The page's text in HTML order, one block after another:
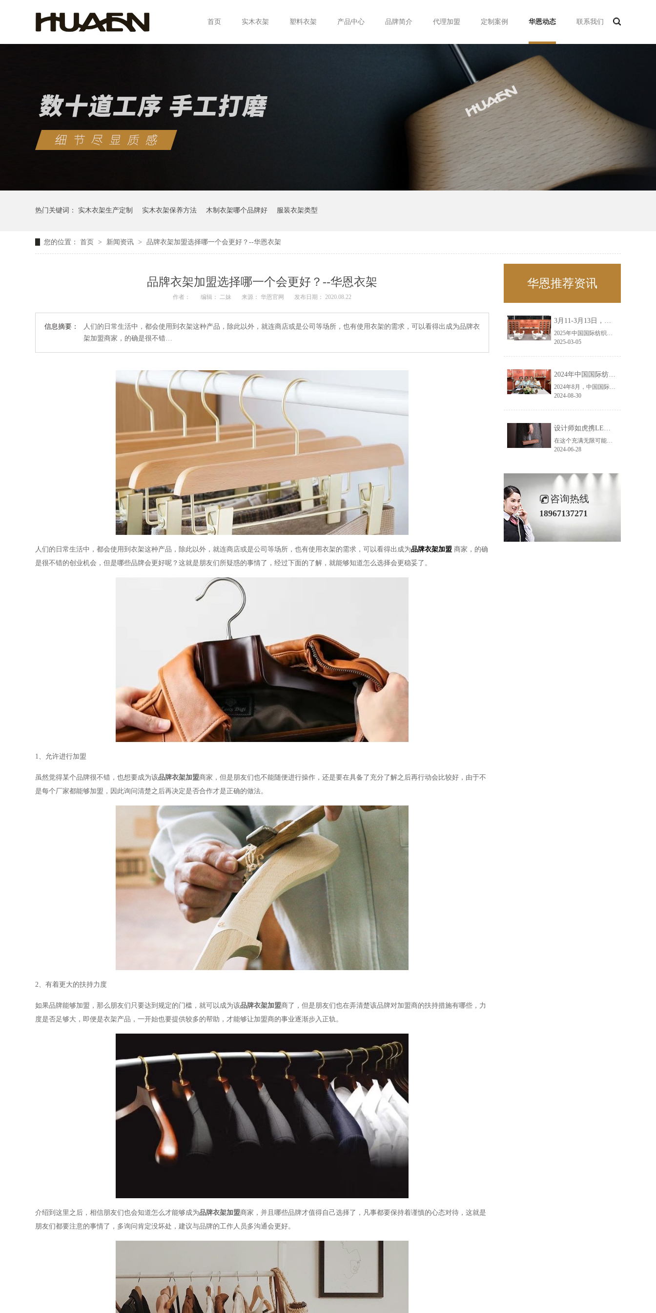
首页 实木衣架 塑料衣架 产品中心 品牌简介 代理加盟 定制案例 华恩动态 联系我们
热门关键词： 实木衣架生产定制 实木衣架保养方法 木制衣架哪个品牌好 服装衣架类型
您的位置： 首页 > 新闻资讯 > 品牌衣架加盟选择哪一个会更好？--华恩衣架
品牌衣架加盟选择哪一个会更好？--华恩衣架
作者： 编辑： 二妹 来源： 华恩官网 发布日期： 2020.08.22
信息摘要：
人们的日常生活中，都会使用到衣架这种产品，除此以外，就连商店或是公司等场所，也有使用衣架的需求，可以看得出成为品牌衣
架加盟商家，的确是很不错…
人们的日常生活中，都会使用到衣架这种产品，除此以外，就连商店或是公司等场所，也有使用衣架的需求，可以看得出成为品牌衣架加盟 商家，的确
是很不错的创业机会，但是哪些品牌会更好呢？这就是朋友们所疑惑的事情了，经过下面的了解，就能够知道怎么选择会更稳妥了。
1、允许进行加盟
虽然觉得某个品牌很不错，也想要成为该品牌衣架加盟商家，但是朋友们也不能随便进行操作，还是要在具备了充分了解之后再行动会比较好，由于不
是每个厂家都能够加盟，因此询问清楚之后再决定是否合作才是正确的做法。
2、有着更大的扶持力度
如果品牌能够加盟，那么朋友们只要达到规定的门槛，就可以成为该品牌衣架加盟商了，但是朋友们也在弄清楚该品牌对加盟商的扶持措施有哪些，力
度是否足够大，即便是衣架产品，一开始也要提供较多的帮助，才能够让加盟商的事业逐渐步入正轨。
介绍到这里之后，相信朋友们也会知道怎么才能够成为品牌衣架加盟商家，并且哪些品牌才值得自己选择了，凡事都要保持着谨慎的心态对待，这就是
朋友们都要注意的事情了，多询问肯定没坏处，建议与品牌的工作人员多沟通会更好。
华恩推荐资讯
3月11-3月13日，华恩诚邀您共赴上海面辅料春夏展——华恩
2025年中国国际纺织面料及辅料（春夏）博览会即将盛大开启！感谢您对华恩品牌的关注！3.11-3.13，杭州华恩（LEMONLEE）诚邀您共赴这场春日的宴会！
2025-03-05
2024年中国国际纺织面料及辅料（秋冬）博览会完美收官！——华恩
2024年8月，中国国际纺织面料及辅料（秋冬）博览会完美收官！作为一家拥有30年历史的专业衣架制造商，我们非常荣幸能够参与这一盛会，并在此期间与众多客户进行了广泛而深入的交流。
2024-08-30
设计师如虎携LEMONLEE红雪松礼盒荣获第六届未来·已来香港新锐当代设计奖铜奖
在这个充满无限可能的2024年夏季，LEMONLEE品牌设计师如虎以其非凡的创意与对自然的深刻理解，精心打造的红雪松木球礼盒，在“2024未来·已来——第六届香港新锐当代设计奖”中摘得铜奖。这不仅是对设计师如虎原创设计能力的嘉奖，更是对LEMONLEE品牌的高度认可。
2024-06-28
咨询热线
18967137271